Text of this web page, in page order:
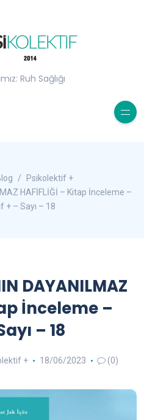
Ruh Sağlığı
Psikolektif +
HAFİFLİĞİ – Kitap İnceleme –
+ – Sayı – 18
DAYANILMAZ
İnceleme –
– 18
+ 18/06/2023 (0)